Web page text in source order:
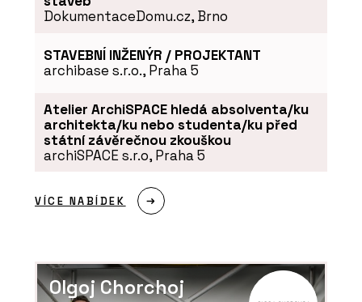
DokumentaceDomu.cz, Brno
STAVEBNÍ INŽENÝR / PROJEKTANT
archibase s.r.o., Praha 5
Atelier ArchiSPACE hledá absolventa/ku
architekta/ku nebo studenta/ku před
státní závěrečnou zkouškou
archiSPACE s.r.o, Praha 5
VÍCE NABÍDEK
Olgoj Chorchoj